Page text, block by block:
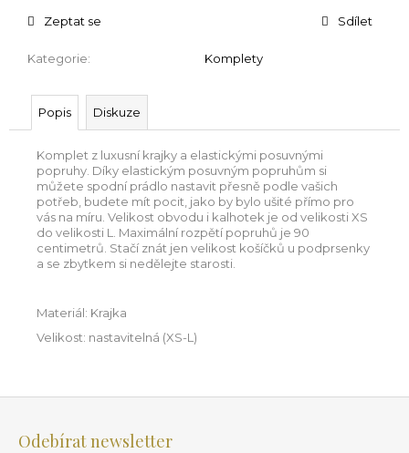
Kategorie: Komplety
Zeptat se Sdílet
Popis Diskuze
Komplet z luxusní krajky a elastickými posuvnými
popruhy. Díky elastickým posuvným popruhům si
můžete spodní prádlo nastavit přesně podle vašich
potřeb, budete mít pocit, jako by bylo ušité přímo pro
vás na míru. Velikost obvodu i kalhotek je od velikosti XS
do velikosti L. Maximální rozpětí popruhů je 90
centimetrů. Stačí znát jen velikost košíčků u podprsenky
a se zbytkem si nedělejte starosti.
Materiál: Krajka
Velikost: nastavitelná (XS-L)
Odebírat newsletter